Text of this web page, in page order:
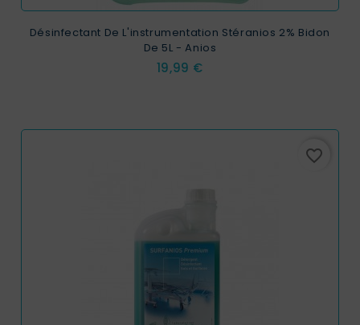
Désinfectant De L'instrumentation Stéranios 2% Bidon
De 5L - Anios
Prix
19,99 €
favorite_border